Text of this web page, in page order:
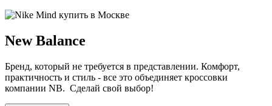
New Balance
Бренд, который не требуется в представлении. Комфорт,
практичность и стиль - все это объединяет кроссовки
компании NB. Сделай свой выбор!